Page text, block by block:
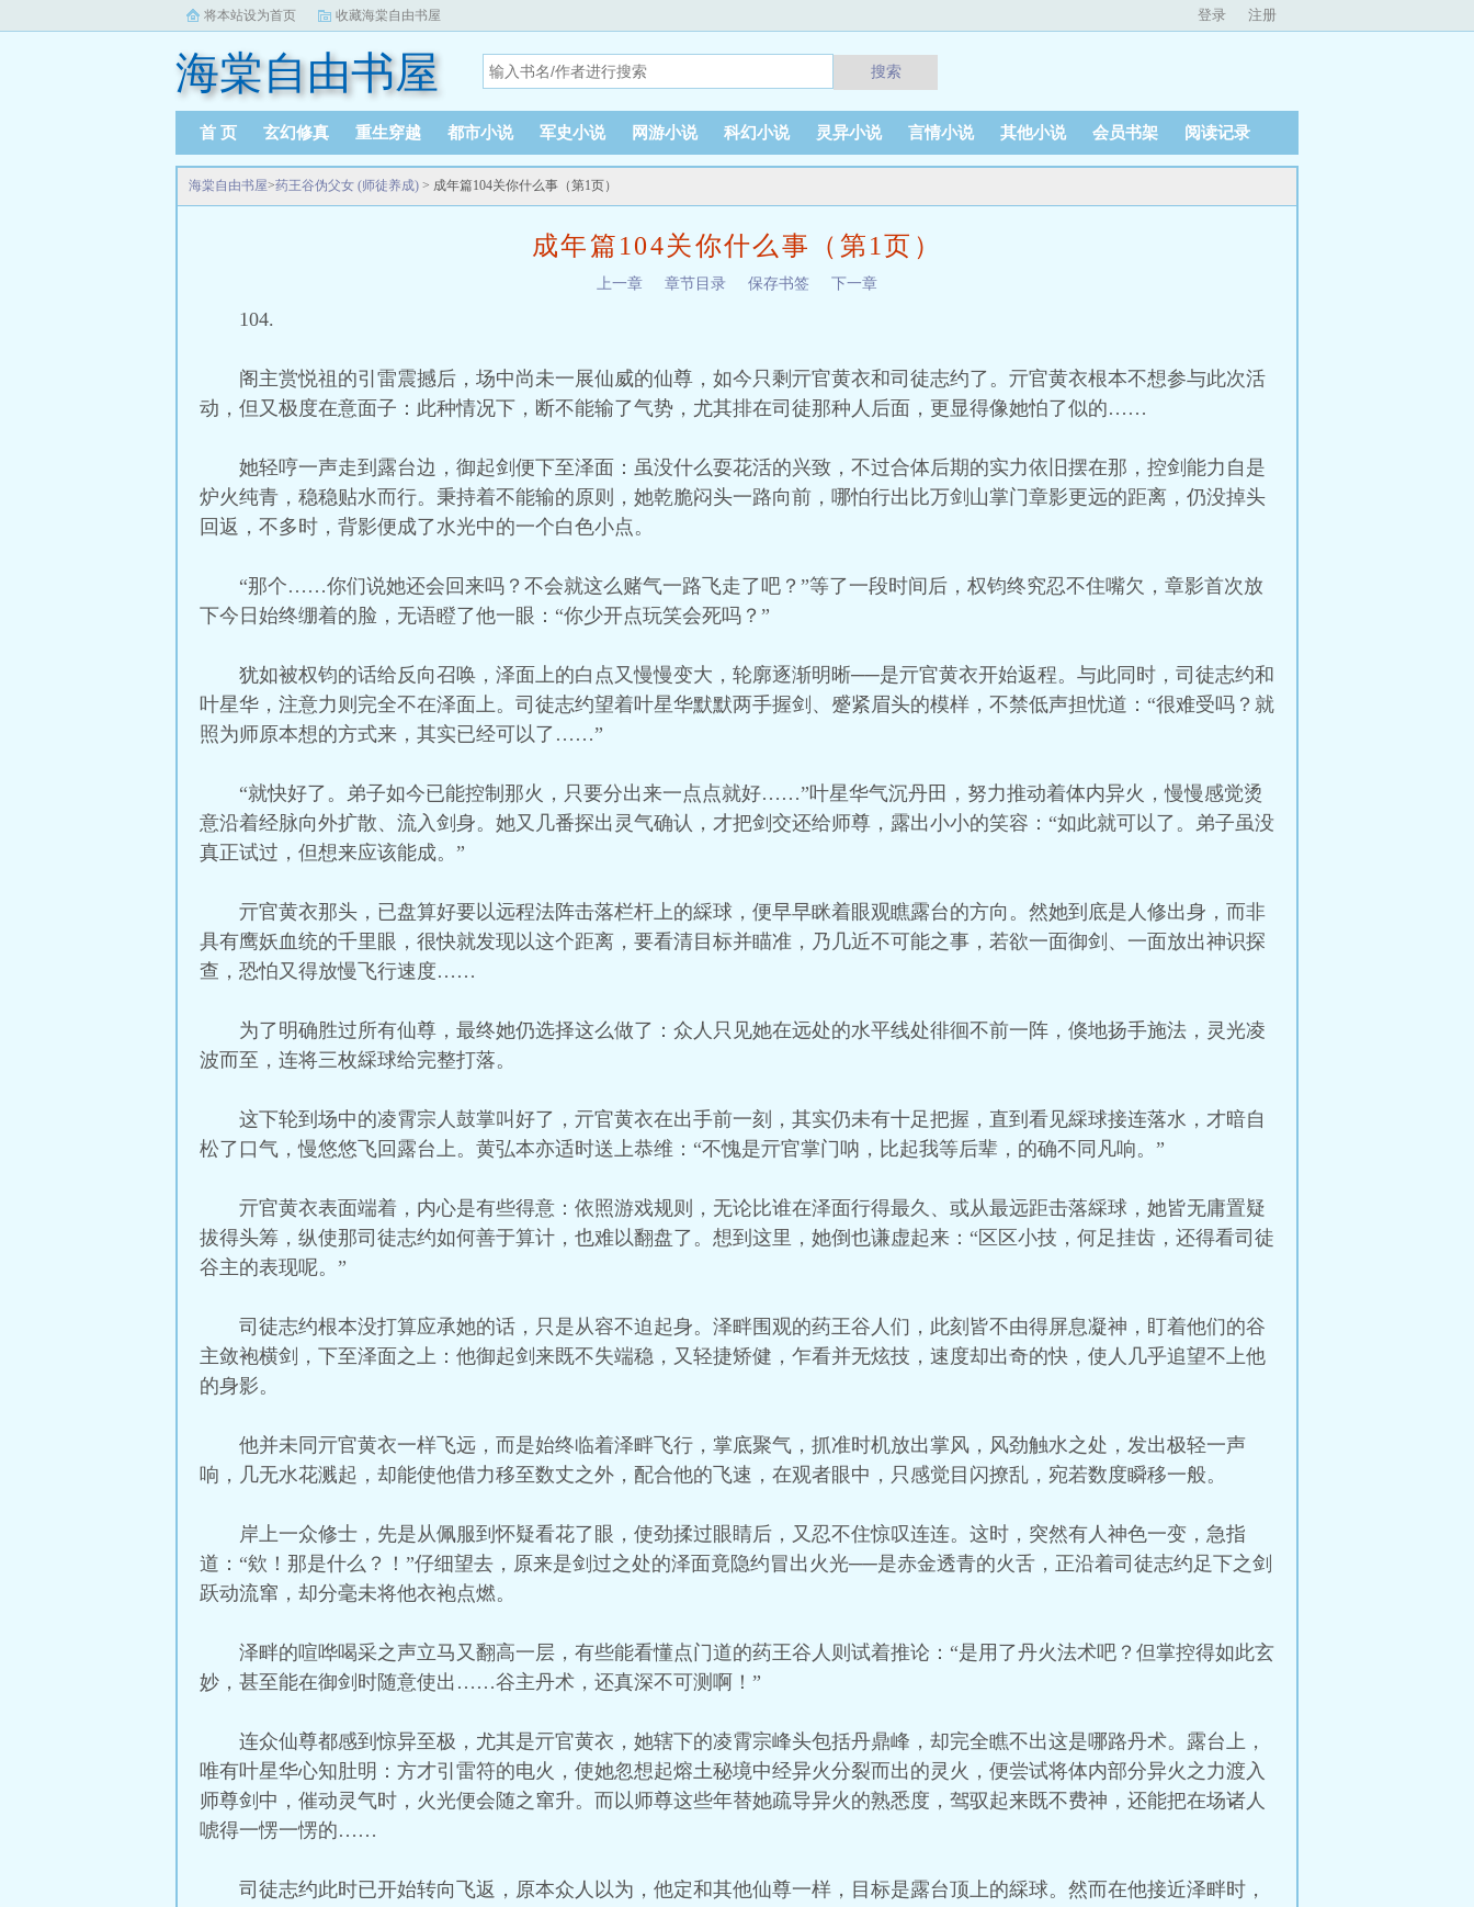
将本站设为首页 收藏海棠自由书屋 登录 注册
海棠自由书屋 搜索
首 页 玄幻修真 重生穿越 都市小说 军史小说 网游小说 科幻小说 灵异小说 言情小说 其他小说 会员书架 阅读记录
海棠自由书屋>药王谷伪父女 (师徒养成) > 成年篇104关你什么事（第1页）
成年篇104关你什么事（第1页）
上一章 章节目录 保存书签 下一章
104.
阁主赏悦祖的引雷震撼后，场中尚未一展仙威的仙尊，如今只剩亓官黄衣和司徒志约了。亓官黄衣根本不想参与此次活
动，但又极度在意面子：此种情况下，断不能输了气势，尤其排在司徒那种人后面，更显得像她怕了似的……
她轻哼一声走到露台边，御起剑便下至泽面：虽没什么耍花活的兴致，不过合体后期的实力依旧摆在那，控剑能力自是
炉火纯青，稳稳贴水而行。秉持着不能输的原则，她乾脆闷头一路向前，哪怕行出比万剑山掌门章影更远的距离，仍没掉头
回返，不多时，背影便成了水光中的一个白色小点。
“那个……你们说她还会回来吗？不会就这么赌气一路飞走了吧？”等了一段时间后，权钧终究忍不住嘴欠，章影首次放
下今日始终绷着的脸，无语瞪了他一眼：“你少开点玩笑会死吗？”
犹如被权钧的话给反向召唤，泽面上的白点又慢慢变大，轮廓逐渐明晰──是亓官黄衣开始返程。与此同时，司徒志约和
叶星华，注意力则完全不在泽面上。司徒志约望着叶星华默默两手握剑、蹙紧眉头的模样，不禁低声担忧道：“很难受吗？就
照为师原本想的方式来，其实已经可以了……”
“就快好了。弟子如今已能控制那火，只要分出来一点点就好……”叶星华气沉丹田，努力推动着体内异火，慢慢感觉烫
意沿着经脉向外扩散、流入剑身。她又几番探出灵气确认，才把剑交还给师尊，露出小小的笑容：“如此就可以了。弟子虽没
真正试过，但想来应该能成。”
亓官黄衣那头，已盘算好要以远程法阵击落栏杆上的綵球，便早早眯着眼观瞧露台的方向。然她到底是人修出身，而非
具有鹰妖血统的千里眼，很快就发现以这个距离，要看清目标并瞄准，乃几近不可能之事，若欲一面御剑、一面放出神识探
查，恐怕又得放慢飞行速度……
为了明确胜过所有仙尊，最终她仍选择这么做了：众人只见她在远处的水平线处徘徊不前一阵，倏地扬手施法，灵光凌
波而至，连将三枚綵球给完整打落。
这下轮到场中的凌霄宗人鼓掌叫好了，亓官黄衣在出手前一刻，其实仍未有十足把握，直到看见綵球接连落水，才暗自
松了口气，慢悠悠飞回露台上。黄弘本亦适时送上恭维：“不愧是亓官掌门呐，比起我等后辈，的确不同凡响。”
亓官黄衣表面端着，内心是有些得意：依照游戏规则，无论比谁在泽面行得最久、或从最远距击落綵球，她皆无庸置疑
拔得头筹，纵使那司徒志约如何善于算计，也难以翻盘了。想到这里，她倒也谦虚起来：“区区小技，何足挂齿，还得看司徒
谷主的表现呢。”
司徒志约根本没打算应承她的话，只是从容不迫起身。泽畔围观的药王谷人们，此刻皆不由得屏息凝神，盯着他们的谷
主敛袍横剑，下至泽面之上：他御起剑来既不失端稳，又轻捷矫健，乍看并无炫技，速度却出奇的快，使人几乎追望不上他
的身影。
他并未同亓官黄衣一样飞远，而是始终临着泽畔飞行，掌底聚气，抓准时机放出掌风，风劲触水之处，发出极轻一声
响，几无水花溅起，却能使他借力移至数丈之外，配合他的飞速，在观者眼中，只感觉目闪撩乱，宛若数度瞬移一般。
岸上一众修士，先是从佩服到怀疑看花了眼，使劲揉过眼睛后，又忍不住惊叹连连。这时，突然有人神色一变，急指
道：“欸！那是什么？！”仔细望去，原来是剑过之处的泽面竟隐约冒出火光──是赤金透青的火舌，正沿着司徒志约足下之剑
跃动流窜，却分毫未将他衣袍点燃。
泽畔的喧哗喝采之声立马又翻高一层，有些能看懂点门道的药王谷人则试着推论：“是用了丹火法术吧？但掌控得如此玄
妙，甚至能在御剑时随意使出……谷主丹术，还真深不可测啊！”
连众仙尊都感到惊异至极，尤其是亓官黄衣，她辖下的凌霄宗峰头包括丹鼎峰，却完全瞧不出这是哪路丹术。露台上，
唯有叶星华心知肚明：方才引雷符的电火，使她忽想起熔土秘境中经异火分裂而出的灵火，便尝试将体内部分异火之力渡入
师尊剑中，催动灵气时，火光便会随之窜升。而以师尊这些年替她疏导异火的熟悉度，驾驭起来既不费神，还能把在场诸人
唬得一愣一愣的……
司徒志约此时已开始转向飞返，原本众人以为，他定和其他仙尊一样，目标是露台顶上的綵球。然而在他接近泽畔时，